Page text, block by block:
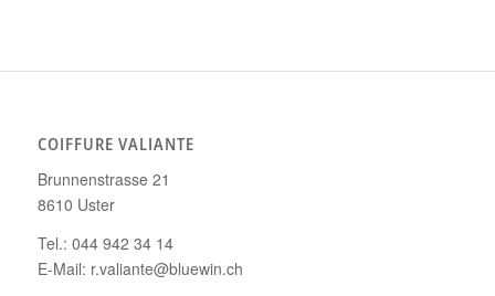
COIFFURE VALIANTE
Brunnenstrasse 21
8610 Uster
Tel.: 044 942 34 14
E-Mail: r.valiante@bluewin.ch